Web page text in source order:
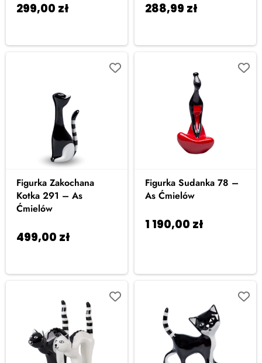
299,00 zł 288,99 zł
Figurka Zakochana
Kotka 291 – As
Ćmielów
499,00 zł
Figurka Sudanka 78 –
As Ćmielów
1 190,00 zł